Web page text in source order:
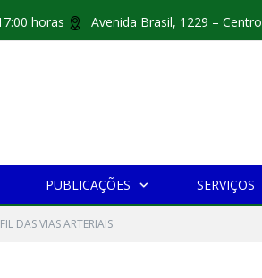
horas Avenida Brasil, 1229 – Centro
PUBLICAÇÕES SERVIÇOS
DAS VIAS ARTERIAIS